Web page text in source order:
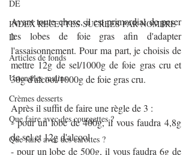
DE
INDEX RECETTES SUCREES PAR NOMBRE
D
Articles de fonds
Ustensiles malins
Crèmes desserts
Que faire avec des courgettes ?
Que faire avec des carottes ?
Avant toute chose, il est primordial de peser
les lobes de foie gras afin d'adapter
l'assaisonnement. Pour ma part, je choisis de
mettre 12g de sel/1000g de foie gras cru et
30g d'alcool/1000g de foie gras cru.
Après il suffit de faire une règle de 3 :
- pour un lobe de 400g, il vous faudra 4,8g
de sel et 12g d'alcool
- pour un lobe de 500g, il vous faudra 6g de